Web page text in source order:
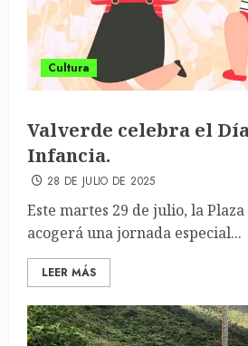
Cultura
Valverde celebra el
Infancia.
28 DE JULIO DE 2025
Este martes 29 de julio, la
acogerá una jornada especial...
LEER MÁS